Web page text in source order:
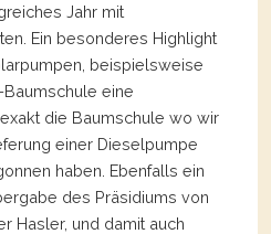
Jahr mit
Ein besonderes Highlight
beispielsweise
eine
die Baumschule wo wir
einer Dieselpumpe
haben. Ebenfalls ein
des Präsidiums von
Hasler, und damit auch